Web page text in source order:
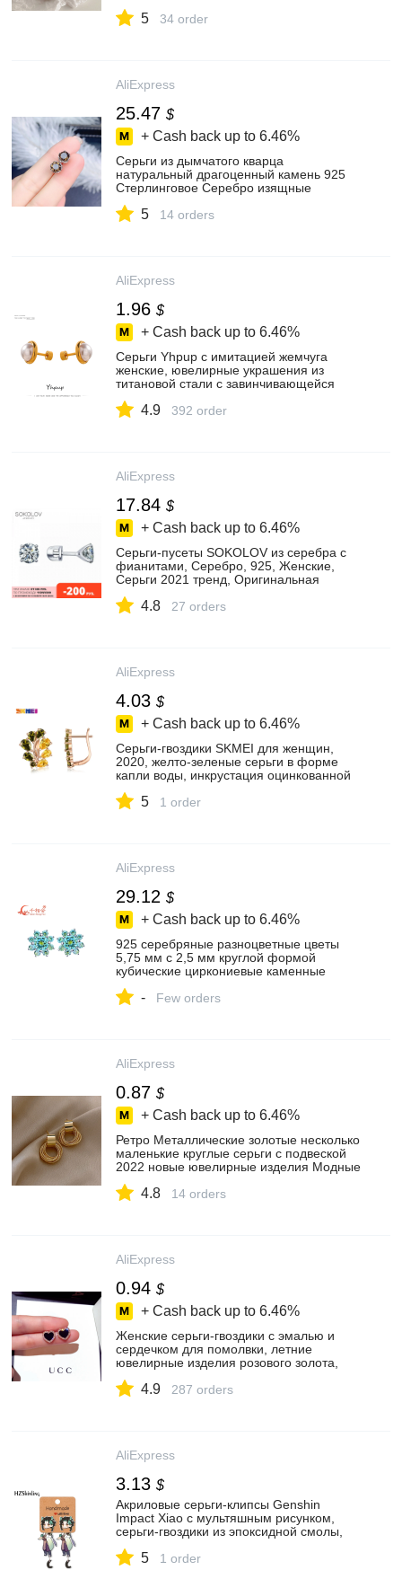
изделия, подарки
5 34 order
AliExpress
25.47 $
+ Cash back up to 6.46%
Серьги из дымчатого кварца
натуральный драгоценный камень 925
Стерлинговое Серебро изящные
женщин 6*6 мм
5 14 orders
AliExpress
1.96 $
+ Cash back up to 6.46%
Серьги Yhpup с имитацией жемчуга
женские, ювелирные украшения из
титановой стали с завинчивающейся
изящные серьги для торжественного
4.9 392 order
AliExpress
17.84 $
+ Cash back up to 6.46%
Серьги-пусеты SOKOLOV из серебра с
фианитами, Серебро, 925, Женские,
Серьги 2021 тренд, Оригинальная
4.8 27 orders
AliExpress
4.03 $
+ Cash back up to 6.46%
Серьги-гвоздики SKMEI для женщин,
2020, желто-зеленые серьги в форме
капли воды, инкрустация оцинкованной
мужские серьги KZCE285
5 1 order
AliExpress
29.12 $
+ Cash back up to 6.46%
925 серебряные разноцветные цветы
5,75 мм с 2,5 мм круглой формой
кубические циркониевые каменные
- Few orders
AliExpress
0.87 $
+ Cash back up to 6.46%
Ретро Металлические золотые несколько
маленькие круглые серьги с подвеской
2022 новые ювелирные изделия Модные
женщин
4.8 14 orders
AliExpress
0.94 $
+ Cash back up to 6.46%
Женские серьги-гвоздики с эмалью и
сердечком для помолвки, летние
ювелирные изделия розового золота,
подарки
4.9 287 orders
AliExpress
3.13 $
Акриловые серьги-клипсы Genshin
Impact Xiao с мультяшным рисунком,
серьги-гвоздики из эпоксидной смолы,
5 1 order